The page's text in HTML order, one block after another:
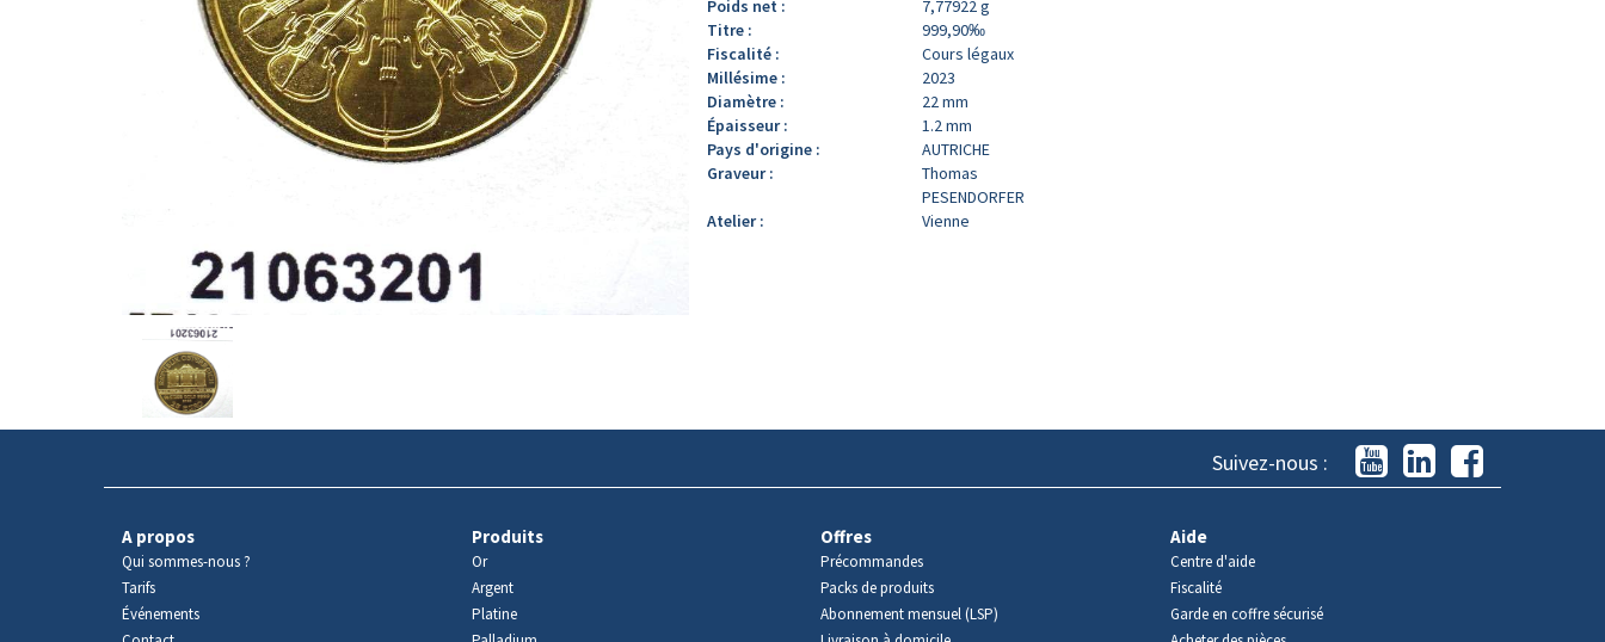
produit
Poids net :
7,77922 g
Titre :
999,90‰
Fiscalité :
Cours légaux
Millésime :
2023
Diamètre :
22 mm
Épaisseur :
1.2 mm
Pays d'origine :
AUTRICHE
Graveur :
Thomas
PESENDORFER
Atelier :
Vienne
Suivez-nous :
A propos
Qui sommes-nous ?
Tarifs
Événements
Produits
Or
Argent
Platine
Offres
Précommandes
Packs de produits
Abonnement mensuel (LSP)
Aide
Centre d'aide
Fiscalité
Garde en coffre sécurisé